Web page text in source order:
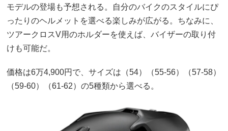
モデルの登場も予想される。自分のバイクのスタイルにぴ
ったりのヘルメットを選べる楽しみが広がる。ちなみに、
ツアークロスV用のホルダーを使えば、バイザーの取り付
けも可能だ。
価格は6万4,900円で、サイズは（54）（55-56）（57-58）
（59-60）（61-62）の5種類から選べる。